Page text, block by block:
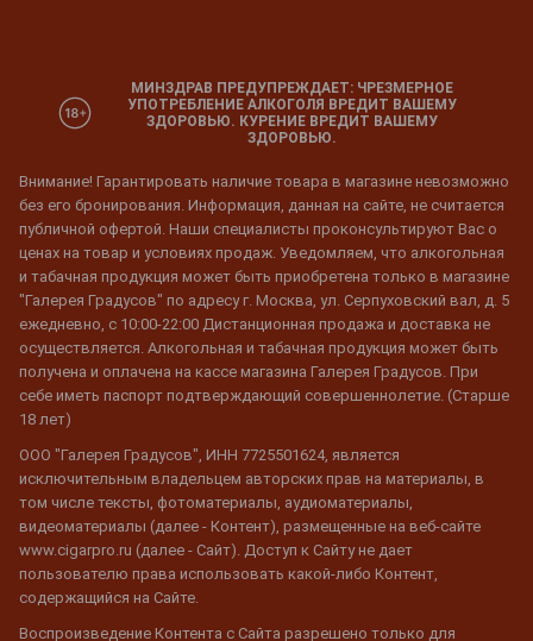
МИНЗДРАВ ПРЕДУПРЕЖДАЕТ: ЧРЕЗМЕРНОЕ
УПОТРЕБЛЕНИЕ АЛКОГОЛЯ ВРЕДИТ ВАШЕМУ
ЗДОРОВЬЮ. КУРЕНИЕ ВРЕДИТ ВАШЕМУ
ЗДОРОВЬЮ.
Внимание! Гарантировать наличие товара в магазине невозможно
без его бронирования. Информация, данная на сайте, не считается
публичной офертой. Наши специалисты проконсультируют Вас о
ценах на товар и условиях продаж. Уведомляем, что алкогольная
и табачная продукция может быть приобретена только в магазине
"Галерея Градусов" по адресу г. Москва, ул. Серпуховский вал, д. 5
ежедневно, с 10:00-22:00 Дистанционная продажа и доставка не
осуществляется. Алкогольная и табачная продукция может быть
получена и оплачена на кассе магазина Галерея Градусов. При
себе иметь паспорт подтверждающий совершеннолетие. (Старше
18 лет)
ООО "Галерея Градусов", ИНН 7725501624, является
исключительным владельцем авторских прав на материалы, в
том числе тексты, фотоматериалы, аудиоматериалы,
видеоматериалы (далее - Контент), размещенные на веб-сайте
www.cigarpro.ru (далее - Сайт). Доступ к Сайту не дает
пользователю права использовать какой-либо Контент,
содержащийся на Сайте.
Воспроизведение Контента с Сайта разрешено только для